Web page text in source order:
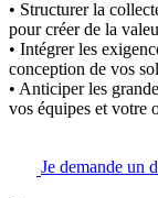
• Structurer la
pour créer de la
• Intégrer les
conception de vos
• Anticiper les
vos équipes et votre
Je demande un